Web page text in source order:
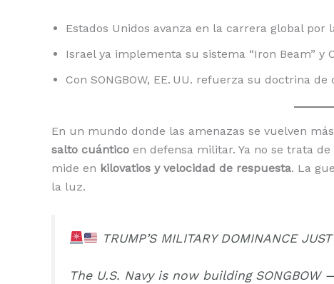
Estados Unidos avanza en la carrera global por
Israel ya implementa su sistema “Iron Beam” y
Con SONGBOW, EE. UU. refuerza su doctrina
En un mundo donde las amenazas se vuelven
salto cuántico en defensa militar. Ya no se trata
mide en kilovatios y velocidad de respuesta. La
la luz.
TRUMP’S MILITARY DOMINANCE
The U.S. Navy is now building